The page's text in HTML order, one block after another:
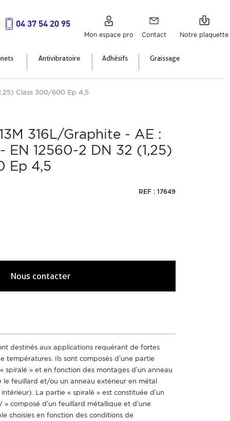
04 37 54 20 95
Mon espace pro Contact Notre plaquette
Antivibratoire Adhésifs Graissage
Class 300/600 Ep 4,5
316L/Graphite - AE :
EN 12560-2 DN 32 (1,25)
Ep 4,5
REF : 17649
Nous contacter
destinés aux applications requérant de fortes
températures. Ils sont composés d’une partie
spiralé » et en fonction des montages d’un anneau
feuillard et/ou un anneau extérieur en métal
La partie « spiralé » est constituée d’un
composé d’un feuillard métallique et d’une
choisies en fonction des conditions de